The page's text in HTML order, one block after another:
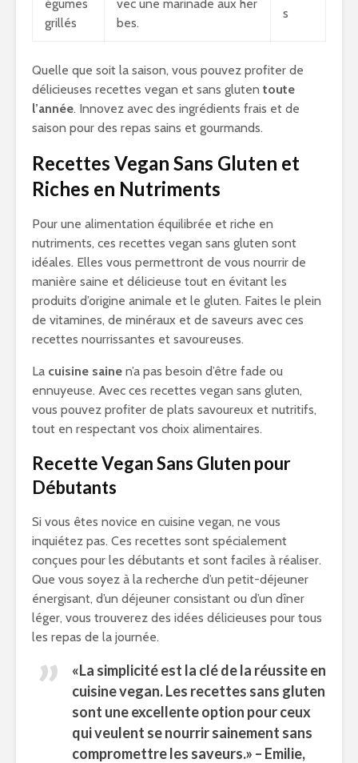
égumes
grillés
vec une marinade aux her
bes.
s
Quelle que soit la saison, vous pouvez profiter de
délicieuses recettes vegan et sans gluten toute
l’année. Innovez avec des ingrédients frais et de
saison pour des repas sains et gourmands.
Recettes Vegan Sans Gluten et
Riches en Nutriments
Pour une alimentation équilibrée et riche en
nutriments, ces recettes vegan sans gluten sont
idéales. Elles vous permettront de vous nourrir de
manière saine et délicieuse tout en évitant les
produits d’origine animale et le gluten. Faites le plein
de vitamines, de minéraux et de saveurs avec ces
recettes nourrissantes et savoureuses.
La cuisine saine n’a pas besoin d’être fade ou
ennuyeuse. Avec ces recettes vegan sans gluten,
vous pouvez profiter de plats savoureux et nutritifs,
tout en respectant vos choix alimentaires.
Recette Vegan Sans Gluten pour
Débutants
Si vous êtes novice en cuisine vegan, ne vous
inquiétez pas. Ces recettes sont spécialement
conçues pour les débutants et sont faciles à réaliser.
Que vous soyez à la recherche d’un petit-déjeuner
énergisant, d’un déjeuner consistant ou d’un dîner
léger, vous trouverez des idées délicieuses pour tous
les repas de la journée.
«La simplicité est la clé de la réussite en
cuisine vegan. Les recettes sans gluten
sont une excellente option pour ceux
qui veulent se nourrir sainement sans
compromettre les saveurs.» – Emilie,